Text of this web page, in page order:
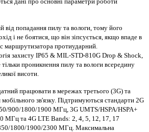
від попадання пилу та вологи, тому його
і не боятися, що він зіпсується, якщо впаде в
маршрутизатора протиударний.
захисту IP65 & MIL-STD-810G Drop & Shock,
проникнення пилу та вологи всередину
висоти.
працювати в мережах третього (3G) та
мобільного зв'язку. Підтримуються стандарти 2G
900/1800/1900 МГц, 3G UMTS/HSPA/HSPA+
МГц та 4G LTE Bands: 2, 4, 5, 12, 17, 17
1800/1900/2300 МГц. Максимальна